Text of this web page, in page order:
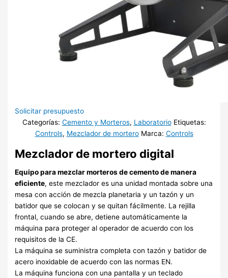
Solicitar presupuesto
Categorías: Cemento y Morteros, Laboratorio Etiquetas:
Controls, Mezclador de mortero Marca: Controls
Mezclador de mortero digital
Equipo para mezclar morteros de cemento de manera
eficiente, este mezclador es una unidad montada sobre una
mesa con acción de mezcla planetaria y un tazón y un
batidor que se colocan y se quitan fácilmente. La rejilla
frontal, cuando se abre, detiene automáticamente la
máquina para proteger al operador de acuerdo con los
requisitos de la CE.
La máquina se suministra completa con tazón y batidor de
acero inoxidable de acuerdo con las normas EN.
La máquina funciona con una pantalla y un teclado